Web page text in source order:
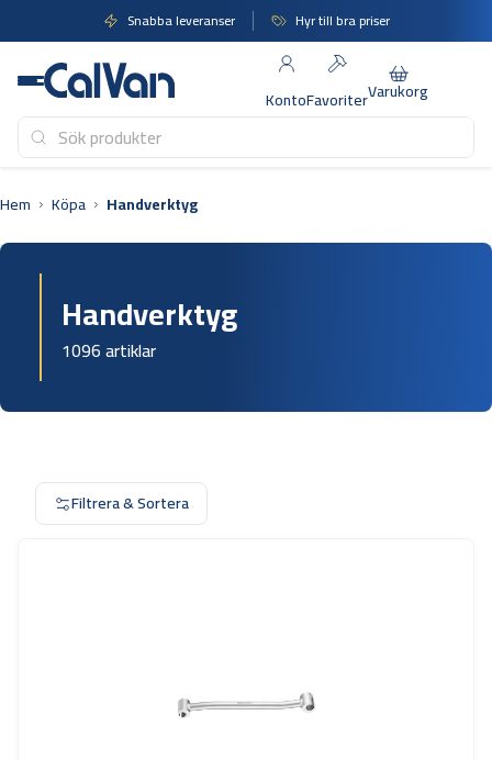
till
innehåll
Snabba leveranser Hyr till bra priser
KontoFavoriterVarukorg
Hem Köpa Handverktyg
Handverktyg
1096 artiklar
Filtrera & Sortera